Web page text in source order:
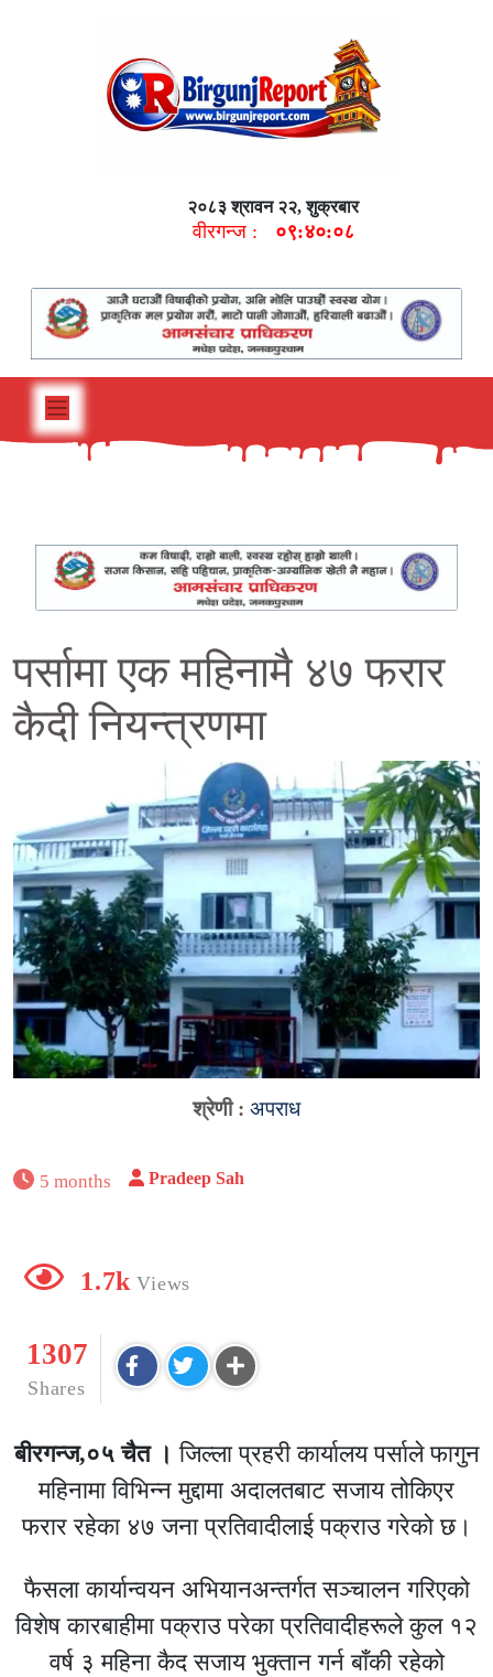
२०८३ श्रावन २२, शुक्रबार
वीरगन्ज : ०९:४०:०९
पर्सामा एक महिनामै ४७ फरार
कैदी नियन्त्रणमा
श्रेणी : अपराध
5 months Pradeep Sah
1.7k Views
1307
Shares
बीरगन्ज,०५ चैत । जिल्ला प्रहरी कार्यालय पर्साले फागुन
महिनामा विभिन्न मुद्दामा अदालतबाट सजाय तोकिएर
फरार रहेका ४७ जना प्रतिवादीलाई पक्राउ गरेको छ।
फैसला कार्यान्वयन अभियानअन्तर्गत सञ्चालन गरिएको
विशेष कारबाहीमा पक्राउ परेका प्रतिवादीहरूले कुल १२
वर्ष ३ महिना कैद सजाय भुक्तान गर्न बाँकी रहेको